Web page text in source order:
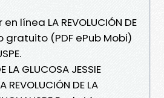
línea LA REVOLUCIÓN DE
gratuito (PDF ePub Mobi)
LA GLUCOSA JESSIE
REVOLUCIÓN DE LA